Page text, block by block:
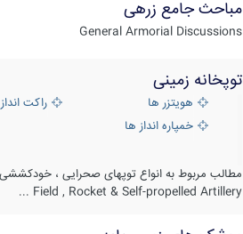
مباحث جامع زرهی
General Armorial Discussions
توپخانه زمینی
هویتزر ها
راکت
خمپاره انداز ها
مطالب مربوط به انواع توپهای صحرایی ،
Field , Rocket & Self-propelled Artillery ...